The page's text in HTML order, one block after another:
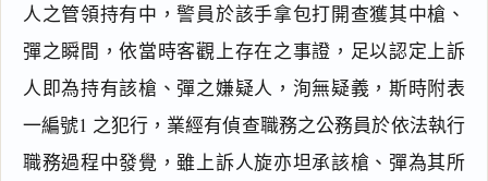
人之管領持有中，警員於該手拿包打開查獲其中槍、
彈之瞬間，依當時客觀上存在之事證，足以認定上訴
人即為持有該槍、彈之嫌疑人，洵無疑義，斯時附表
一編號1 之犯行，業經有偵查職務之公務員於依法執行
職務過程中發覺，雖上訴人旋亦坦承該槍、彈為其所